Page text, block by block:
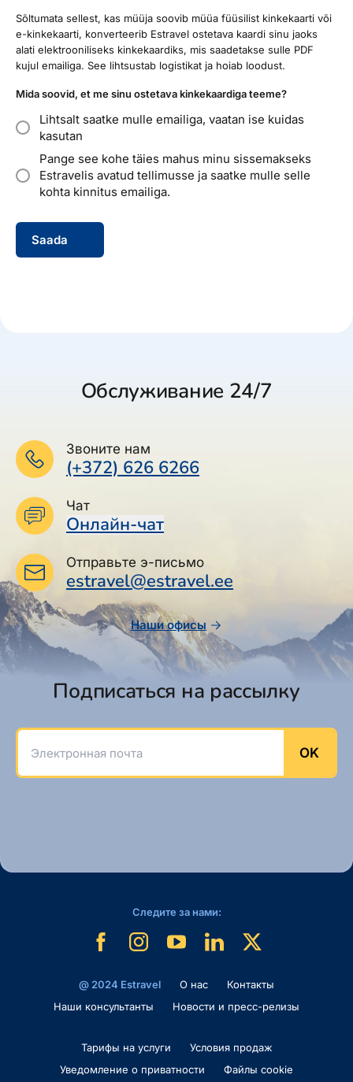
Sõltumata sellest, kas müüja soovib müüa füüsilist kinkekaarti või
e-kinkekaarti, konverteerib Estravel ostetava kaardi sinu jaoks
alati elektrooniliseks kinkekaardiks, mis saadetakse sulle PDF
kujul emailiga. See lihtsustab logistikat ja hoiab loodust.
Mida soovid, et me sinu ostetava kinkekaardiga teeme?
Lihtsalt saatke mulle emailiga, vaatan ise kuidas
kasutan
Pange see kohe täies mahus minu sissemakseks
Estravelis avatud tellimusse ja saatke mulle selle
kohta kinnitus emailiga.
Saada
Обслуживание 24/7
Звоните нам
(+372) 626 6266
Чат
Онлайн-чат
Отправьте э-письмо
estravel@estravel.ee
Наши офисы
Подписаться на рассылку
Электронная почта
OK
@ 2024 Estravel O нас
Контакты
Наши консультанты
Новости и пресс-релизы
Тарифы на услуги
Условия продаж
Уведомление о приватности
Файлы cookie
Следите за нами: